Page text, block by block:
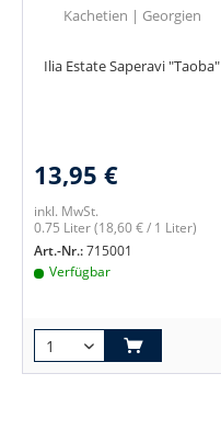
Kachetien | Georgien
Ilia Estate Saperavi "Taoba"
13,95 €
inkl. MwSt.
0.75 Liter(18,60 € / 1 Liter)
Art.-Nr.:715001
Verfügbar